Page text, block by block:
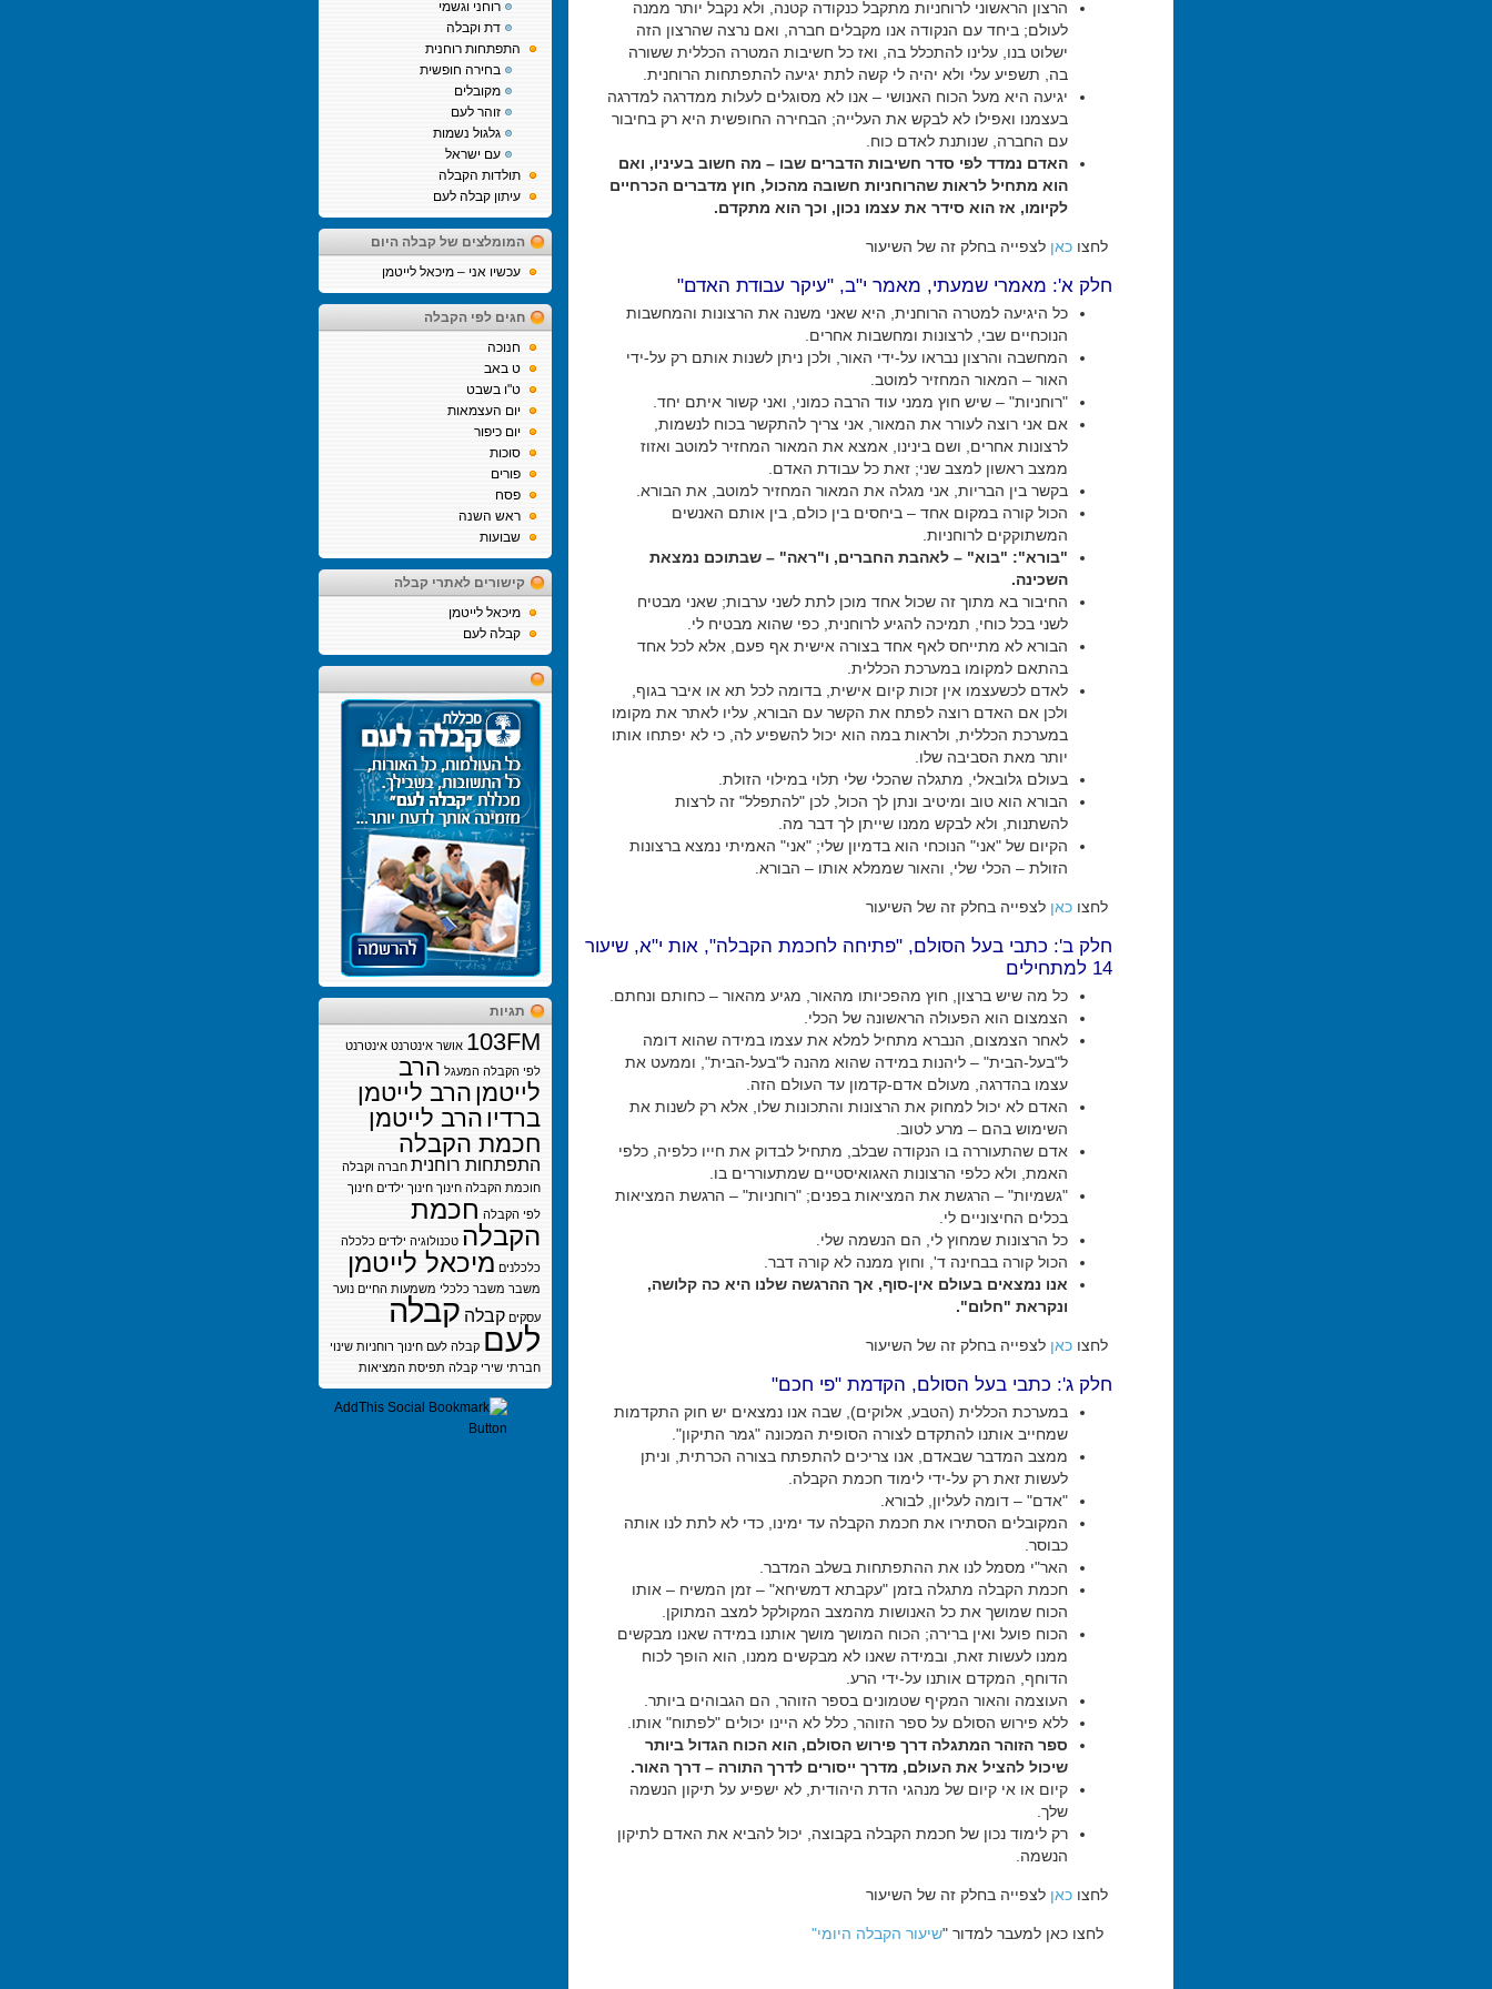
הרצון הראשוני לרוחניות מתקבל כנקודה קטנה, ולא נקבל יותר ממנה
לעולם; ביחד עם הנקודה אנו מקבלים חברה, ואם נרצה שהרצון הזה
ישלוט בנו, עלינו להתכלל בה, ואז כל חשיבות המטרה הכללית ששורה
בה, תשפיע עלי ולא יהיה לי קשה לתת יגיעה להתפתחות הרוחנית.
יגיעה היא מעל הכוח האנושי – אנו לא מסוגלים לעלות ממדרגה למדרגה
בעצמנו ואפילו לא לבקש את העלייה; הבחירה החופשית היא רק בחיבור
עם החברה, שנותנת לאדם כוח.
האדם נמדד לפי סדר חשיבות הדברים שבו – מה חשוב בעיניו, ואם
הוא מתחיל לראות שהרוחניות חשובה מהכול, חוץ מדברים הכרחיים
לקיומו, אז הוא סידר את עצמו נכון, וכך הוא מתקדם.
לחצו כאן לצפייה בחלק זה של השיעור
חלק א': מאמרי שמעתי, מאמר י"ב, "עיקר עבודת האדם"
כל היגיעה למטרה הרוחנית, היא שאני משנה את הרצונות והמחשבות
הנוכחיים שבי, לרצונות ומחשבות אחרים.
המחשבה והרצון נבראו על-ידי האור, ולכן ניתן לשנות אותם רק על-ידי
האור – המאור המחזיר למוטב.
"רוחניות" – שיש חוץ ממני עוד הרבה כמוני, ואני קשור איתם יחד.
אם אני רוצה לעורר את המאור, אני צריך להתקשר בכוח לנשמות,
לרצונות אחרים, ושם בינינו, אמצא את המאור המחזיר למוטב ואזוז
ממצב ראשון למצב שני; זאת כל עבודת האדם.
בקשר בין הבריות, אני מגלה את המאור המחזיר למוטב, את הבורא.
הכול קורה במקום אחד – ביחסים בין כולם, בין אותם האנשים
המשתוקקים לרוחניות.
"בורא": "בוא" – לאהבת החברים, ו"ראה" – שבתוכם נמצאת
השכינה.
החיבור בא מתוך זה שכול אחד מוכן לתת לשני ערבות; שאני מבטיח
לשני בכל כוחי, תמיכה להגיע לרוחנית, כפי שהוא מבטיח לי.
הבורא לא מתייחס לאף אחד בצורה אישית אף פעם, אלא לכל אחד
בהתאם למקומו במערכת הכללית.
לאדם לכשעצמו אין זכות קיום אישית, בדומה לכל תא או איבר בגוף,
ולכן אם האדם רוצה לפתח את הקשר עם הבורא, עליו לאתר את מקומו
במערכת הכללית, ולראות במה הוא יכול להשפיע לה, כי לא יפתחו אותו
יותר מאת הסביבה שלו.
בעולם גלובאלי, מתגלה שהכלי שלי תלוי במילוי הזולת.
הבורא הוא טוב ומיטיב ונתן לך הכול, לכן "להתפלל" זה לרצות
להשתנות, ולא לבקש ממנו שייתן לך דבר מה.
הקיום של "אני" הנוכחי הוא בדמיון שלי; "אני" האמיתי נמצא ברצונות
הזולת – הכלי שלי, והאור שממלא אותו – הבורא.
לחצו כאן לצפייה בחלק זה של השיעור
חלק ב': כתבי בעל הסולם, "פתיחה לחכמת הקבלה", אות י"א, שיעור
14 למתחילים
כל מה שיש ברצון, חוץ מהפכיותו מהאור, מגיע מהאור – כחותם ונחתם.
הצמצום הוא הפעולה הראשונה של הכלי.
לאחר הצמצום, הנברא מתחיל למלא את עצמו במידה שהוא דומה
ל"בעל-הבית" – ליהנות במידה שהוא מהנה ל"בעל-הבית", וממעט את
עצמו בהדרגה, מעולם אדם-קדמון עד העולם הזה.
האדם לא יכול למחוק את הרצונות והתכונות שלו, אלא רק לשנות את
השימוש בהם – מרע לטוב.
אדם שהתעוררה בו הנקודה שבלב, מתחיל לבדוק את חייו כלפיה, כלפי
האמת, ולא כלפי הרצונות האגואיסטיים שמתעוררים בו.
"גשמיות" – הרגשת את המציאות בפנים; "רוחניות" – הרגשת המציאות
בכלים החיצוניים לי.
כל הרצונות שמחוץ לי, הם הנשמה שלי.
הכול קורה בבחינה ד', וחוץ ממנה לא קורה דבר.
אנו נמצאים בעולם אין-סוף, אך ההרגשה שלנו היא כה קלושה,
ונקראת "חלום".
לחצו כאן לצפייה בחלק זה של השיעור
חלק ג': כתבי בעל הסולם, הקדמת "פי חכם"
במערכת הכללית (הטבע, אלוקים), שבה אנו נמצאים יש חוק התקדמות
שמחייב אותנו להתקדם לצורה הסופית המכונה "גמר התיקון".
ממצב המדבר שבאדם, אנו צריכים להתפתח בצורה הכרתית, וניתן
לעשות זאת רק על-ידי לימוד חכמת הקבלה.
"אדם" – דומה לעליון, לבורא.
המקובלים הסתירו את חכמת הקבלה עד ימינו, כדי לא לתת לנו אותה
כבוסר.
האר"י מסמל לנו את ההתפתחות בשלב המדבר.
חכמת הקבלה מתגלה בזמן "עקבתא דמשיחא" – זמן המשיח – אותו
הכוח שמושך את כל האנושות מהמצב המקולקל למצב המתוקן.
הכוח פועל ואין ברירה; הכוח המושך מושך אותנו במידה שאנו מבקשים
ממנו לעשות זאת, ובמידה שאנו לא מבקשים ממנו, הוא הופך לכוח
הדוחף, המקדם אותנו על-ידי הרע.
העוצמה והאור המקיף שטמונים בספר הזוהר, הם הגבוהים ביותר.
ללא פירוש הסולם על ספר הזוהר, כלל לא היינו יכולים "לפתוח" אותו.
ספר הזוהר המתגלה דרך פירוש הסולם, הוא הכוח הגדול ביותר
שיכול להציל את העולם, מדרך ייסורים לדרך התורה – דרך האור.
קיום או אי קיום של מנהגי הדת היהודית, לא ישפיע על תיקון הנשמה
שלך.
רק לימוד נכון של חכמת הקבלה בקבוצה, יכול להביא את האדם לתיקון
הנשמה.
לחצו כאן לצפייה בחלק זה של השיעור
לחצו כאן למעבר למדור "שיעור הקבלה היומי"
רוחני וגשמי
דת וקבלה
התפתחות רוחנית
בחירה חופשית
מקובלים
זוהר לעם
גלגול נשמות
עם ישראל
תולדות הקבלה
עיתון קבלה לעם
המומלצים של קבלה היום
עכשיו אני – מיכאל לייטמן
חגים לפי הקבלה
חנוכה
ט באב
ט"ו בשבט
יום העצמאות
יום כיפור
סוכות
פורים
פסח
ראש השנה
שבועות
קישורים לאתרי קבלה
מיכאל לייטמן
קבלה לעם
תגיות
103FM אושר אינטרנט אינטרנט
לפי הקבלה המעגל הרב
לייטמן הרב לייטמן
ברדיו הרב לייטמן
חכמת הקבלה
התפתחות רוחנית חברה וקבלה
חוכמת הקבלה חינוך חינוך ילדים חינוך
לפי הקבלה חכמת
הקבלה טכנולוגיה ילדים כלכלה
כלכלנים מיכאל לייטמן
משבר משבר כלכלי משמעות החיים נוער
עסקים קבלה קבלה
לעם קבלה לעם חינוך רוחניות שינוי
חברתי שירי קבלה תפיסת המציאות